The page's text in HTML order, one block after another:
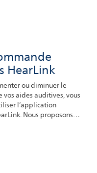
HearLink
ou diminuer le
vos aides auditives, vous
l’application
Nous proposons